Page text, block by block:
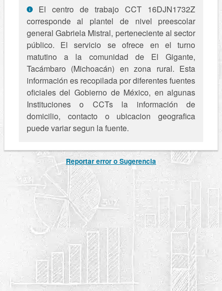
El centro de trabajo CCT 16DJN1732Z
corresponde al plantel de nivel preescolar
general Gabriela Mistral, perteneciente al sector
público. El servicio se ofrece en el turno
matutino a la comunidad de El Gigante,
Tacámbaro (Michoacán) en zona rural. Esta
información es recopilada por diferentes fuentes
oficiales del Gobierno de México, en algunas
Instituciones o CCTs la información de
domicilio, contacto o ubicacion geografica
puede variar segun la fuente.
Reportar error o Sugerencia